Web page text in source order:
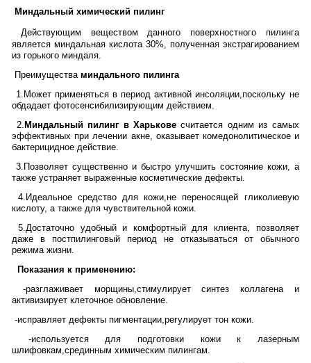
Миндальный химический пилинг
Действующим веществом данного поверхностного пилинга
является миндальная кислота 30%, полученная экстрагированием
из горького миндаля.
Преимуществаминдального пилинга
1.Может применяться в период активной инсоляции,поскольку не
обдадает фотосенсибилизирующим действием.
2. Миндальный пилинг в Харьковесчитается одним из самых
эффективных при лечении акне, оказывает комедонолитическое и
бактерицидное действие.
3.Позволяет существенно и быстро улучшить состояние кожи, а
также устраняет выраженные косметические дефекты.
4.Идеальное средство для кожи,не переносящей гликолиевую
кислоту, а также для чувствительной кожи.
5.Достаточно удобный и комфортный для клиента, позволяет
даже в постпилинговый период не отказываться от обычного
режима жизни.
Показания к применению:
-разглаживает морщины,стимулирует синтез коллагена и
активизирует клеточное обновление.
-исправляет дефекты пигментации,регулирует тон кожи.
-используется для подготовки кожи к лазерным
шлифовкам,срединным химическим пилингам.